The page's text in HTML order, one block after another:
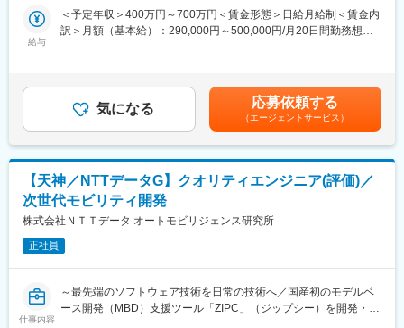
■当社について：
例えば、外国人居住者の増加を背景とした防災行政無線システム
の多言語対応、防災情報をスマートフォンやテレビなどの情報端
末へ迅速に配信するシステムの開発、さらには航空需要の拡大に
会のニーズに即した技術革新と社会貢献の両立に取り組んでいま
す。
変更の範囲：会社の定める業務
当社が提供する電子マネー決済システムに接続する端末に対し、
認定試験の実施や評価業務をお任せします。
レット端末、自動販売機など）
・端末がブランド規定に準拠しているかを試験し評価
・不具合発生時の修正指示や改善提案
■入社後について：
・検定業務の基本を学び、検定項目の実施や指摘表の作成を担
当。
ランドの基準を理解します。
・また中長期的には、既存のチームをまとめるリーダーとして、
ードいただくことを期待しております。
給与
＜予定年収＞400万円～700万円＜賃金形態＞日給月給制＜賃金内
訳＞月額（基本給）：290,000円～500,000円/月20日間勤務想定
の金額であり、選考を通じて上下する可能性があります。月給(月
額)は固定手当を含めた表記です。
気になる 応募依頼する
（エージェントサービス）
【天神／NTTデータG】クオリティエンジニア(評価)／
次世代モビリティ開発
株式会社ＮＴＴデータ オートモビリジェンス研究所
正社員
仕事内容
～最先端のソフトウェア技術を日常の技術へ／国産初のモデルベ
ース開発（MBD）支援ツール「ZIPC」（ジップシー）を開発・販